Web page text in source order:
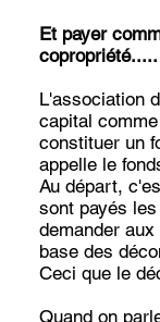
Et payer
copropriété.....
L'association
capital
constituer un
appelle le
Au départ,
sont payés
demander
base des
Ceci que le
Quand on